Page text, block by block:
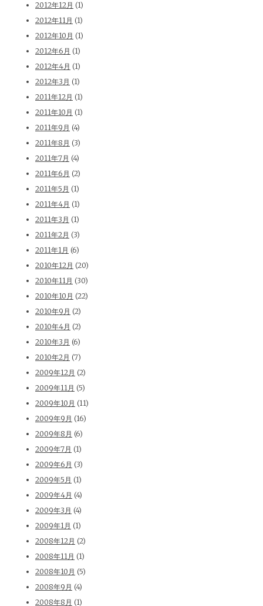
2012年12月 (1)
2012年11月 (1)
2012年10月 (1)
2012年6月 (1)
2012年4月 (1)
2012年3月 (1)
2011年12月 (1)
2011年10月 (1)
2011年9月 (4)
2011年8月 (3)
2011年7月 (4)
2011年6月 (2)
2011年5月 (1)
2011年4月 (1)
2011年3月 (1)
2011年2月 (3)
2011年1月 (6)
2010年12月 (20)
2010年11月 (30)
2010年10月 (22)
2010年9月 (2)
2010年4月 (2)
2010年3月 (6)
2010年2月 (7)
2009年12月 (2)
2009年11月 (5)
2009年10月 (11)
2009年9月 (16)
2009年8月 (6)
2009年7月 (1)
2009年6月 (3)
2009年5月 (1)
2009年4月 (4)
2009年3月 (4)
2009年1月 (1)
2008年12月 (2)
2008年11月 (1)
2008年10月 (5)
2008年9月 (4)
2008年8月 (1)